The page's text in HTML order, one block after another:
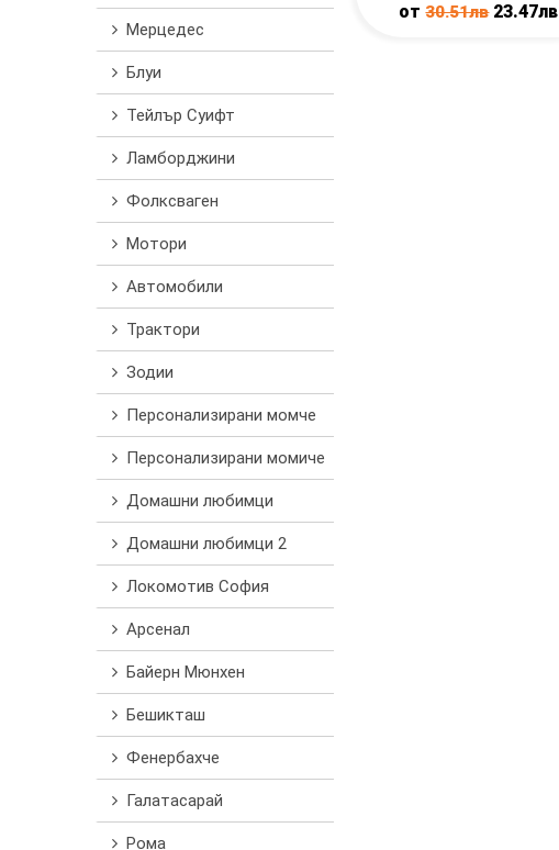
Мерцедес
Блуи
Тейлър Суифт
Ламборджини
Фолксваген
Мотори
Автомобили
Трактори
Зодии
Персонализирани момче
Персонализирани момиче
Домашни любимци
Домашни любимци 2
Локомотив София
Арсенал
Байерн Мюнхен
Бешикташ
Фенербахче
Галатасарай
Рома
от30.51лв 23.47лв